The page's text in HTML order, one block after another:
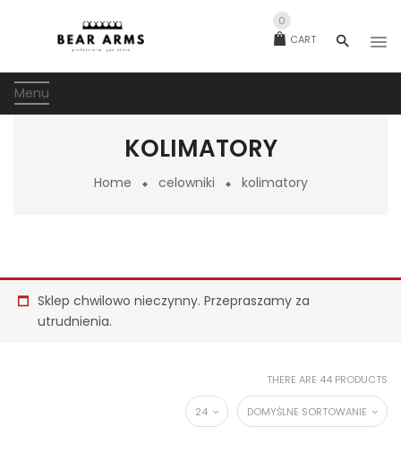
CART
0
Menu
KOLIMATORY
Home celowniki kolimatory
Sklep chwilowo nieczynny. Przepraszamy za
utrudnienia.
THERE ARE 44 PRODUCTS
DOMYŚLNE SORTOWANIE
24